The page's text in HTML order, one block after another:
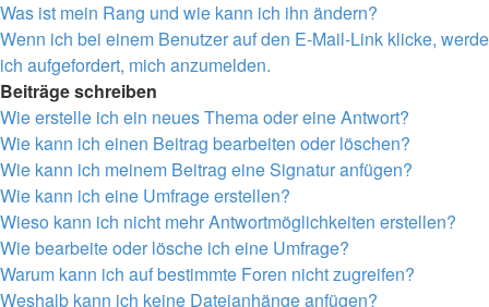
Was ist mein Rang und wie kann ich ihn ändern?
Wenn ich bei einem Benutzer auf den E-Mail-Link klicke, werde
ich aufgefordert, mich anzumelden.
Beiträge schreiben
Wie erstelle ich ein neues Thema oder eine Antwort?
Wie kann ich einen Beitrag bearbeiten oder löschen?
Wie kann ich meinem Beitrag eine Signatur anfügen?
Wie kann ich eine Umfrage erstellen?
Wieso kann ich nicht mehr Antwortmöglichkeiten erstellen?
Wie bearbeite oder lösche ich eine Umfrage?
Warum kann ich auf bestimmte Foren nicht zugreifen?
Weshalb kann ich keine Dateianhänge anfügen?